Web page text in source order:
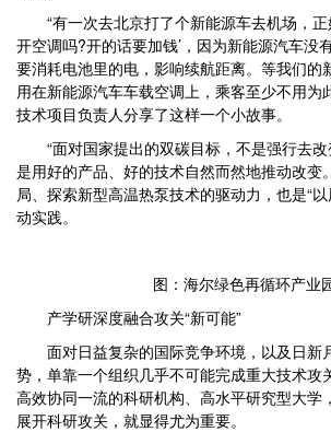
“有一次去北京打了个新能源车去机场，正
开空调吗?开的话要加钱’，因为新能源汽车没
要消耗电池里的电，影响续航距离。等我们的
用在新能源汽车车载空调上，乘客至少不用为
技术项目负责人分享了这样一个小故事。
“面对国家提出的双碳目标，不是强行去改
是用好的产品、好的技术自然而然地推动改变
局、探索新型高温热泵技术的驱动力，也是“
动实践。
图：海尔绿色再循环产业
产学研深度融合攻关“新可能”
面对日益复杂的国际竞争环境，以及日新
势，单靠一个组织几乎不可能完成重大技术攻
高效协同一流的科研机构、高水平研究型大学
展开科研攻关，就显得尤为重要。